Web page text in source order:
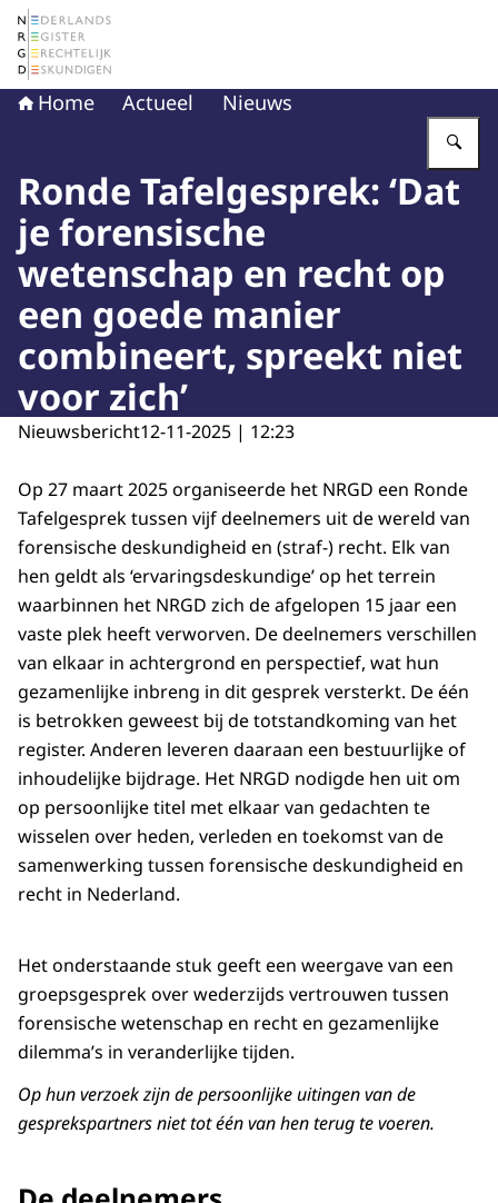
Naar de homepage van Nederlands Register
Home Actueel Nieuws
Ronde Tafelgesprek: ‘Dat
je forensische
wetenschap en recht op
een goede manier
combineert, spreekt niet
voor zich’
Nieuwsbericht12-11-2025 | 12:23
Op 27 maart 2025 organiseerde het NRGD een Ronde
Tafelgesprek tussen vijf deelnemers uit de wereld van
forensische deskundigheid en (straf-) recht. Elk van
hen geldt als ‘ervaringsdeskundige’ op het terrein
waarbinnen het NRGD zich de afgelopen 15 jaar een
vaste plek heeft verworven. De deelnemers verschillen
van elkaar in achtergrond en perspectief, wat hun
gezamenlijke inbreng in dit gesprek versterkt. De één
is betrokken geweest bij de totstandkoming van het
register. Anderen leveren daaraan een bestuurlijke of
inhoudelijke bijdrage. Het NRGD nodigde hen uit om
op persoonlijke titel met elkaar van gedachten te
wisselen over heden, verleden en toekomst van de
samenwerking tussen forensische deskundigheid en
recht in Nederland.
Het onderstaande stuk geeft een weergave van een
groepsgesprek over wederzijds vertrouwen tussen
forensische wetenschap en recht en gezamenlijke
dilemma’s in veranderlijke tijden.
Op hun verzoek zijn de persoonlijke uitingen van de
gesprekspartners niet tot één van hen terug te voeren.